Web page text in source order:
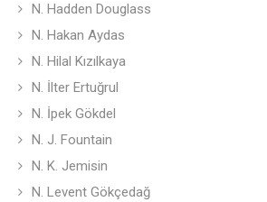
N. Hadden Douglass
N. Hakan Aydas
N. Hilal Kızılkaya
N. İlter Ertuğrul
N. İpek Gökdel
N. J. Fountain
N. K. Jemisin
N. Levent Gökçedağ